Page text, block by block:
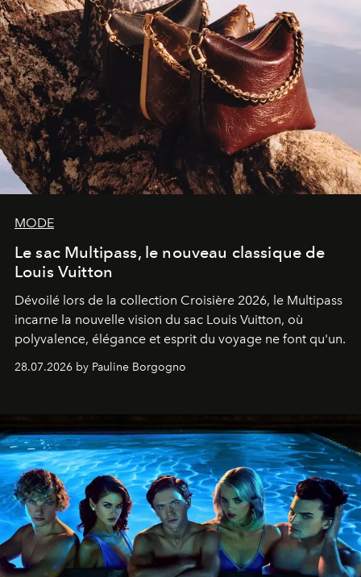
MODE
Le sac Multipass, le nouveau classique de
Louis Vuitton
Dévoilé lors de la collection Croisière 2026, le Multipass
incarne la nouvelle vision du sac Louis Vuitton, où
polyvalence, élégance et esprit du voyage ne font qu'un.
28.07.2026 by Pauline Borgogno